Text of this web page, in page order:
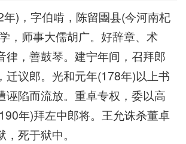
)，字伯啃，陈留團县(今河南杞
，师事大儒胡广。好辞章、术
律，善鼓琴。建宁年间，召拜郎
迁议郎。光和元年(178年)以上书
诬陷而流放。重卓专权，委以高
年)拜左中郎将。王允诛杀董卓
死于狱中。